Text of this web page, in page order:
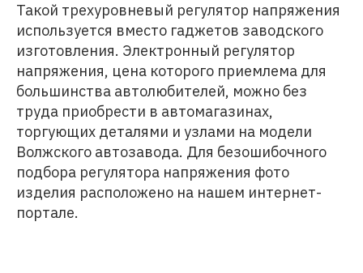
Такой трехуровневый регулятор напряжения
используется вместо гаджетов заводского
изготовления. Электронный регулятор
напряжения, цена которого приемлема для
большинства автолюбителей, можно без
труда приобрести в автомагазинах,
торгующих деталями и узлами на модели
Волжского автозавода. Для безошибочного
подбора регулятора напряжения фото
изделия расположено на нашем интернет-
портале.